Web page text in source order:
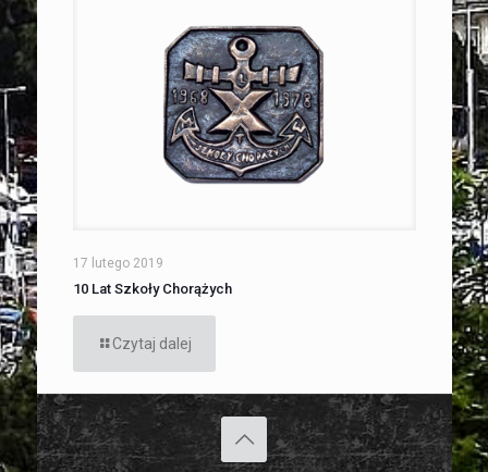
17 lutego 2019
10 Lat Szkoły Chorążych
Czytaj dalej